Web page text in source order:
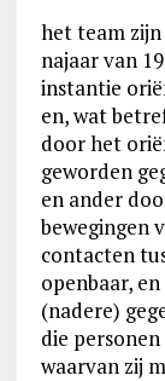
het team
najaar van
instantie
en, wat
door het
geworden
en ander
bewegingen
contacten
openbaar,
(nadere)
die
waarvan zij